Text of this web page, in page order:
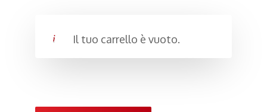
Il tuo carrello è vuoto.